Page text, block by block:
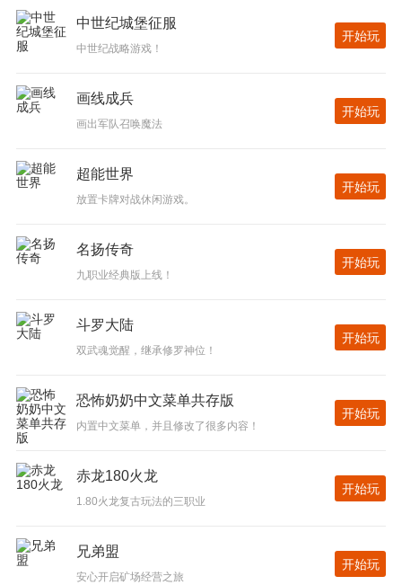
中世纪城堡征服
中世纪战略游戏！
开始玩
画线成兵
画出军队召唤魔法
开始玩
超能世界
放置卡牌对战休闲游戏。
开始玩
名扬传奇
九职业经典版上线！
开始玩
斗罗大陆
双武魂觉醒，继承修罗神位！
开始玩
恐怖奶奶中文菜单共存版
内置中文菜单，并且修改了很多内容！
开始玩
赤龙180火龙
1.80火龙复古玩法的三职业
开始玩
兄弟盟
安心开启矿场经营之旅
开始玩